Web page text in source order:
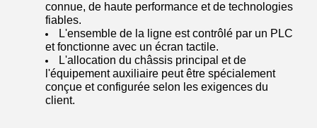
connue, de haute performance et de technologies
fiables.
L'ensemble de la ligne est contrôlé par un PLC
et fonctionne avec un écran tactile.
L'allocation du châssis principal et de
l'équipement auxiliaire peut être spécialement
conçue et configurée selon les exigences du
client.